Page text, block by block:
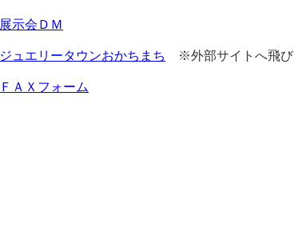
展示会ＤＭ
ジュエリータウンおかちまち ※外部サイトへ飛び
ＦＡＸフォーム